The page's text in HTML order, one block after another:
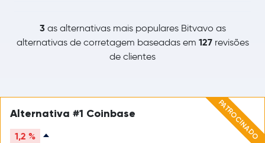
3as alternativas mais populares Bitvavo as
alternativas de corretagem baseadas em 127revisões
de clientes
PATROCINADO
Alternativa #1 Coinbase
1,2 %